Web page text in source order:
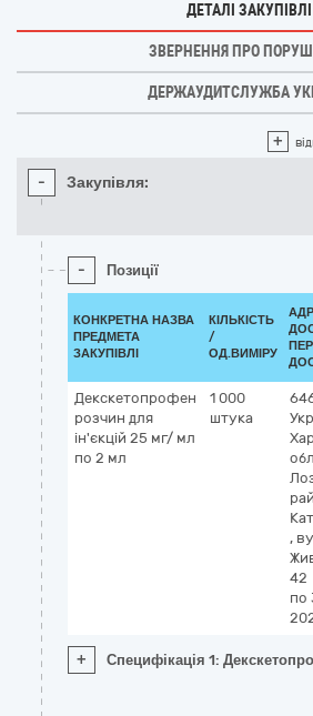
ДЕТАЛІ ЗАКУПІВЛІ
ЗВЕРНЕННЯ ПРО
ДЕРЖАУДИТСЛУЖБА
+
- Закупівля:
- Позиції
КОНКРЕТНА НАЗВА
ПРЕДМЕТА
ЗАКУПІВЛІ
КІЛЬКІСТЬ
/
ОД.ВИМІРУ
Декскетопрофен
розчин для
ін'єкцій 25 мг/ мл
по 2 мл
1 000
штука
,
42
по
+ Специфікація 1: